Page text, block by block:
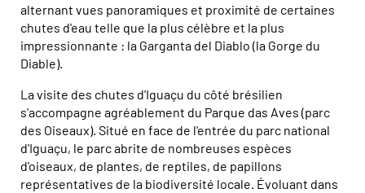
alternant vues panoramiques et proximité de certaines
chutes d'eau telle que la plus célèbre et la plus
impressionnante : la Garganta del Diablo (la Gorge du
Diable).
La visite des chutes d'Iguaçu du côté brésilien
s'accompagne agréablement du Parque das Aves (parc
des Oiseaux). Situé en face de l'entrée du parc national
d'Iguaçu, le parc abrite de nombreuses espèces
d'oiseaux, de plantes, de reptiles, de papillons
représentatives de la biodiversité locale. Évoluant dans